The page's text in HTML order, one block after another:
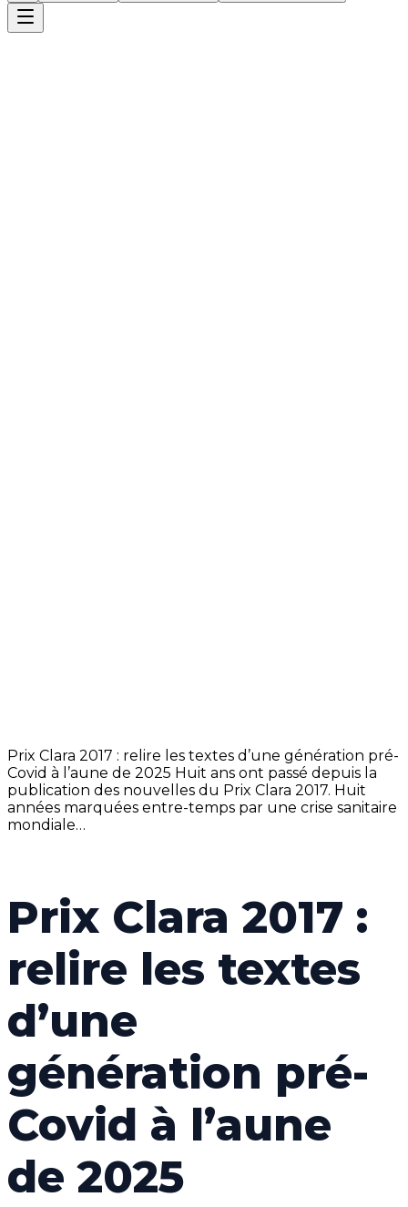
Prix Clara 2017 : relire les textes d’une génération pré-
Covid à l’aune de 2025 Huit ans ont passé depuis la
publication des nouvelles du Prix Clara 2017. Huit
années marquées entre-temps par une crise sanitaire
mondiale…
Prix Clara 2017 :
relire les textes
d’une
génération pré-
Covid à l’aune
de 2025